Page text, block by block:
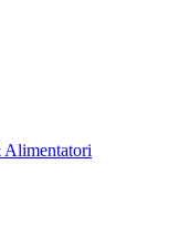
Alimentatori